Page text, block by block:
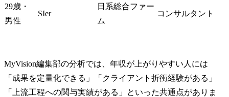
29歳・
男性
SIer
日系総合ファー
ム
コンサルタント
MyVision編集部の分析では、年収が上がりやすい人には
「成果を定量化できる」「クライアント折衝経験がある」
「上流工程への関与実績がある」といった共通点がありま